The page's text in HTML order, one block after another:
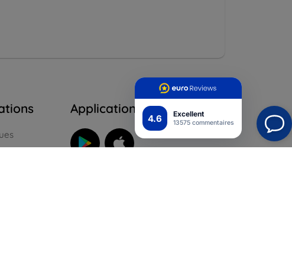
4.6 Excellent
13575 commentaires
Application mobile